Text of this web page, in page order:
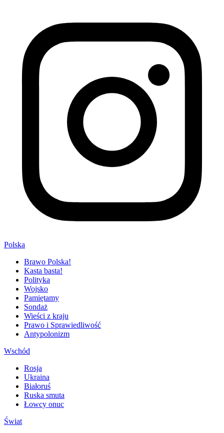
Polska
Brawo Polska!
Kasta basta!
Polityka
Wojsko
Pamiętamy
Sondaż
Wieści z kraju
Prawo i Sprawiedliwość
Antypolonizm
Wschód
Rosja
Ukraina
Białoruś
Ruska smuta
Łowcy onuc
Świat